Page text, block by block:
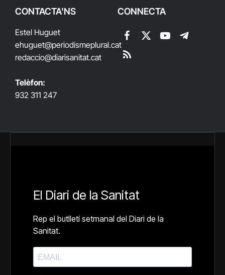
CONTACTA'NS
Estel Huguet
ehuguet@periodismeplural.cat
redaccio@diarisanitat.cat
Telèfon:
932 311 247
CONNECTA
Facebook
X
YouTubeTelegram
RSS